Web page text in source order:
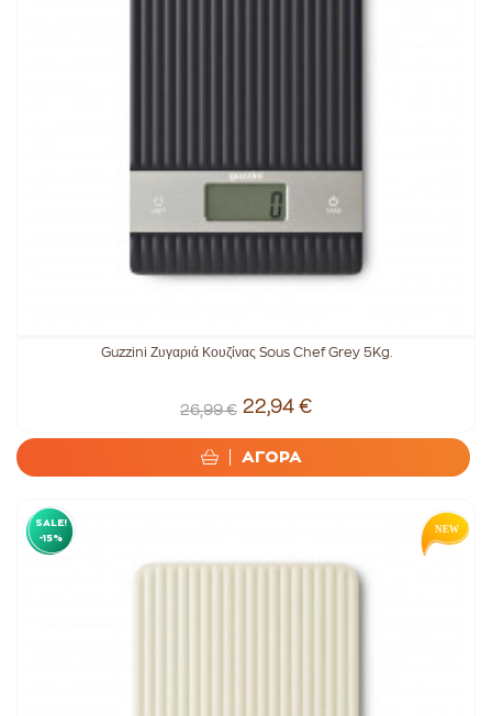
Guzzini Ζυγαριά Κουζίνας Sous Chef Grey 5Kg.
26,99 € 22,94 €
ΑΓΟΡΑ
SALE!
-15%